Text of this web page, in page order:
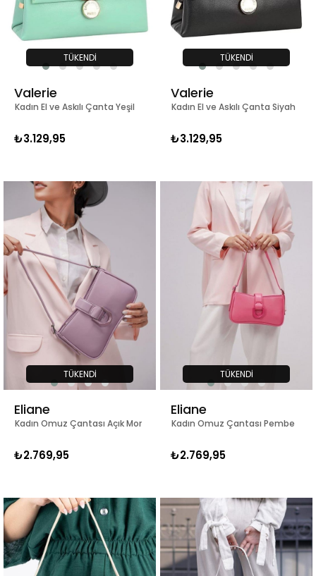
TÜKENDI
Kadın El ve Askılı Çanta Yeşil
Valerie
₺3.129,95
TÜKENDI
Kadın El ve Askılı Çanta Siyah
Valerie
₺3.129,95
TÜKENDI
Kadın Omuz Çantası Açık Mor
Eliane
₺2.769,95
TÜKENDI
Kadın Omuz Çantası Pembe
Eliane
₺2.769,95